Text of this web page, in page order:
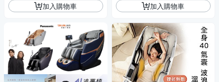
加入購物車 加入購物車